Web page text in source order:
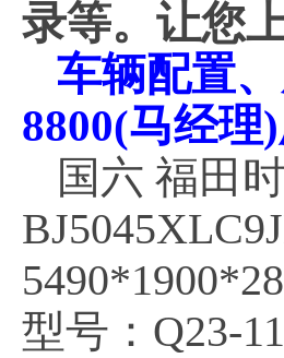
录等。让您
车辆配置
8800(马经理
国六 福田
型号：Q23-